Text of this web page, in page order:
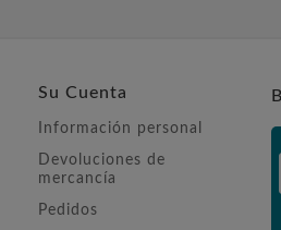
Su Cuenta
Información personal
Devoluciones de
mercancía
Pedidos